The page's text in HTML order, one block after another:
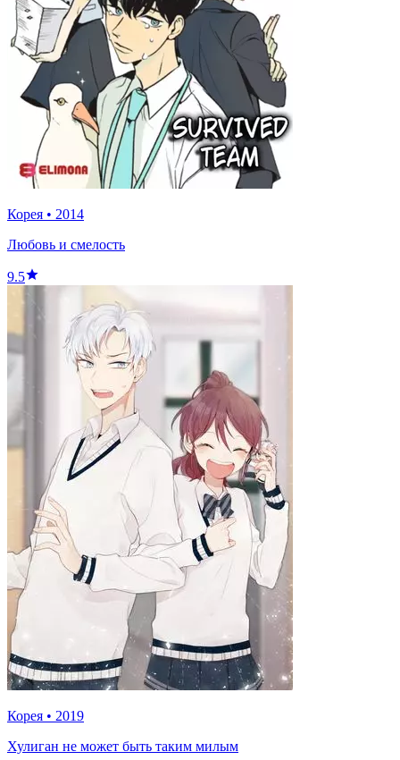
Корея • 2014
Любовь и смелость
9.5
Корея • 2019
Хулиган не может быть таким милым